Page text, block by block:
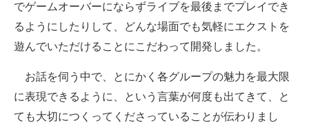
でゲームオーバーにならずライブを最後までプレイでき
るようにしたりして、どんな場面でも気軽にエクストを
遊んでいただけることにこだわって開発しました。
お話を伺う中で、とにかく各グループの魅力を最大限
に表現できるように、という言葉が何度も出てきて、と
ても大切につくってくださっていることが伝わりまし